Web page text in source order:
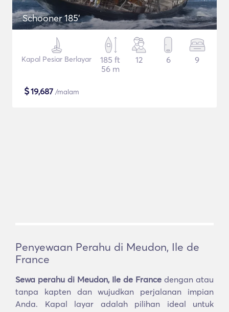
Schooner 185'
Kapal Pesiar Berlayar
185 ft
56 m
12 6 9
$19,687 /malam
Penyewaan Perahu di Meudon, Ile de
France
Sewa perahu di Meudon, Ile de France dengan atau
tanpa kapten dan wujudkan perjalanan impian
Anda. Kapal layar adalah pilihan ideal untuk